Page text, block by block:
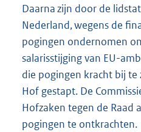
Daarna zijn door de
Nederland, wegens de
pogingen ondernomen
salarisstijging van EU-
die pogingen kracht bij te
Hof gestapt. De
Hofzaken tegen de Raad
pogingen te ontkrachten.